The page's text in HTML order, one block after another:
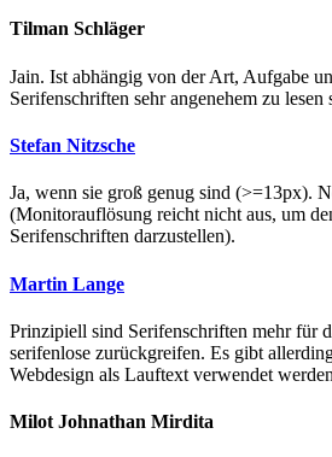
Tilman Schläger
Jain. Ist abhängig von der Art, Aufgabe
Serifenschriften sehr angenehem zu lesen
Stefan Nitzsche
Ja, wenn sie groß genug sind (>=13px).
(Monitorauflösung reicht nicht aus, um
Serifenschriften darzustellen).
Martin Lange
Prinzipiell sind Serifenschriften mehr für
serifenlose zurückgreifen. Es gibt
Webdesign als Lauftext verwendet
Milot Johnathan Mirdita